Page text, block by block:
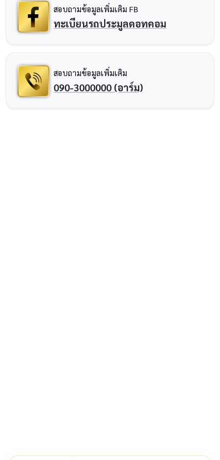
สอบถามข้อมูลเพิ่มเติม FB
ทะเบียนรถประมูลดอทคอม
สอบถามข้อมูลเพิ่มเติม
090-3000000 (อาร์ม)